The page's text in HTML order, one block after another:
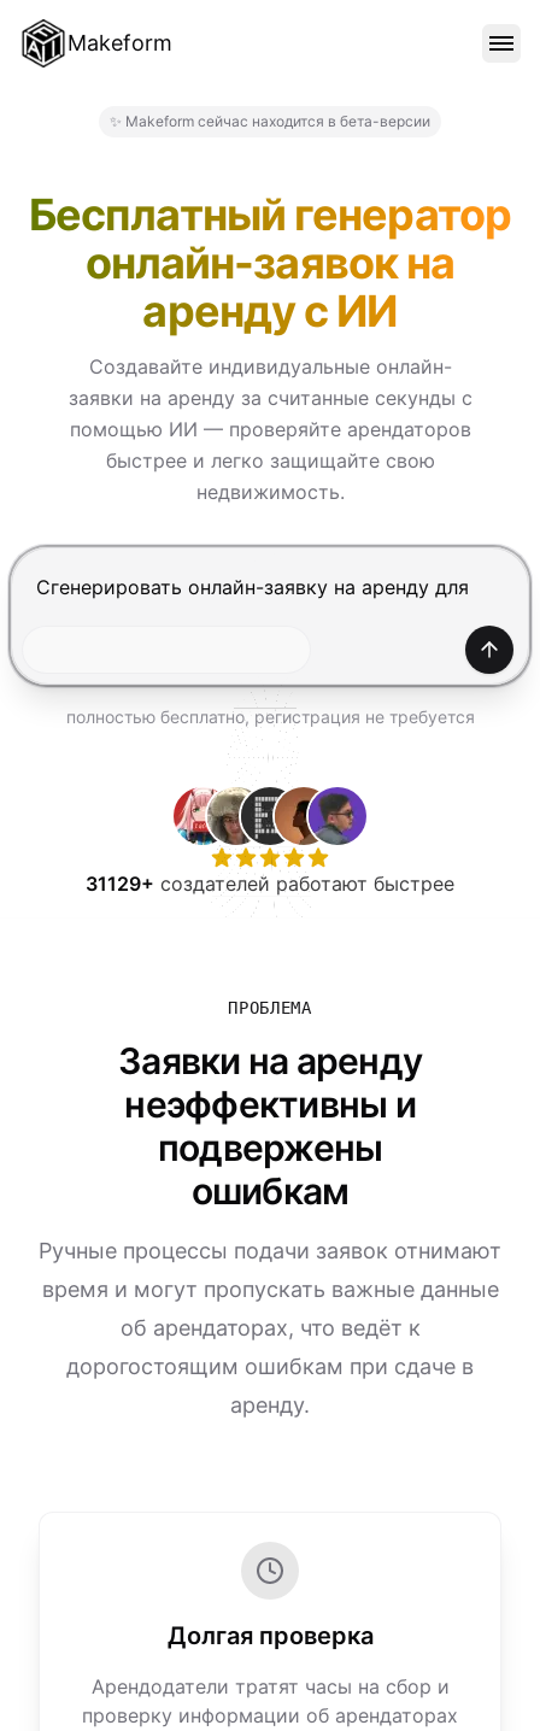
Makeform
БЛОГ
ЦЕНЫ
ВОЙТИ
ПОПРОБОВАТЬ БЕСПЛАТНО
✨ Makeform сейчас находится в бета-версии
Бесплатный генератор
онлайн-заявок на
аренду с ИИ
Создавайте индивидуальные онлайн-
заявки на аренду за считанные секунды с
помощью ИИ — проверяйте арендаторов
быстрее и легко защищайте свою
недвижимость.
Нажмите Enter, чтобы отправить, Shift+Enter —
полностью бесплатно, регистрация не требуется
31129+ создателей работают быстрее
ПРОБЛЕМА
Заявки на аренду
неэффективны и
подвержены
ошибкам
Ручные процессы подачи заявок отнимают
время и могут пропускать важные данные
об арендаторах, что ведёт к
дорогостоящим ошибкам при сдаче в
аренду.
Долгая проверка
Арендодатели тратят часы на сбор и
проверку информации об арендаторах